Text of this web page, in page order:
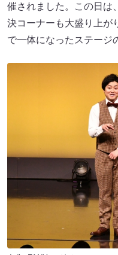
催されました。この日は
決コーナーも大盛り上が
で一体になったステージ